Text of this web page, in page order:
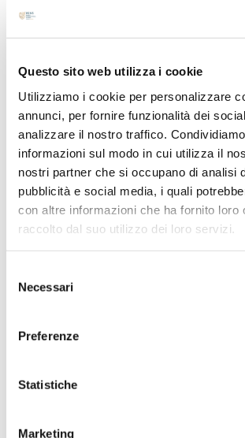
Questo sito web utilizza i cookie
Utilizziamo i cookie per personalizzare
annunci, per fornire funzionalità dei
analizzare il nostro traffico.
informazioni sul modo in cui utilizza il
nostri partner che si occupano di analisi
pubblicità e social media, i quali
con altre informazioni che ha fornito loro
raccolto dal suo utilizzo dei loro servizi.
delNecessari
Preferenze
Statistiche
Marketing
Aprile 2024
Marzo 2024
Febbraio 2024
Dicembre 2023
Settembre 2023
Agosto 2023
Giugno 2023
Maggio 2023
Marzo 2023
Dicembre 2022
Ottobre 2022